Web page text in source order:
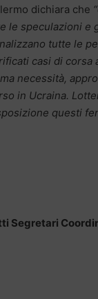
dichiara che
le speculazioni
tutte le
casi di corsa
necessità,
in Ucraina.
questi
Segretari